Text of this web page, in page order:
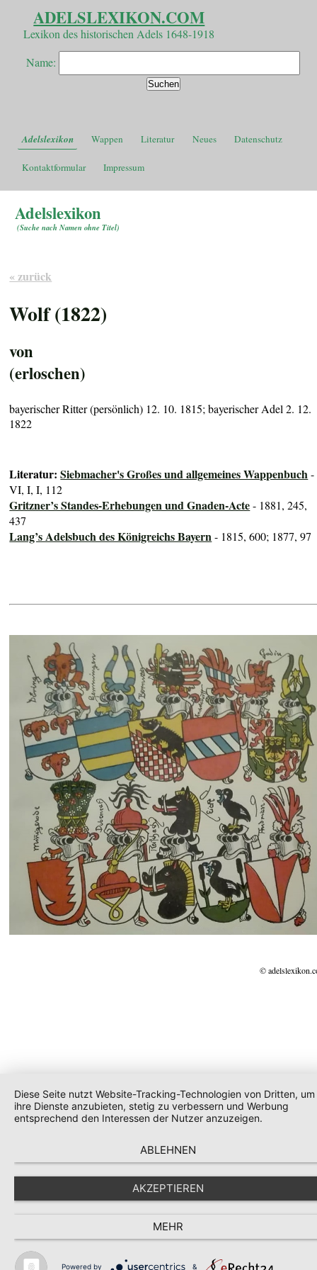
ADELSLEXIKON.COM
Lexikon des historischen Adels 1648-1918
Name:
Adelslexikon Wappen Literatur Neues Datenschutz
Kontaktformular Impressum
Adelslexikon
(Suche nach Namen ohne Titel)
« zurück
Wolf (1822)
von
(erloschen)
bayerischer Ritter (persönlich) 12. 10. 1815; bayerischer Adel 2. 12.
1822
Literatur:Siebmacher's Großes und allgemeines Wappenbuch-
VI, I, I, 112
Gritzner’s Standes-Erhebungen und Gnaden-Acte- 1881, 245,
437
Lang’s Adelsbuch des Königreichs Bayern- 1815, 600; 1877, 97
©
Diese Seite nutzt Website-Tracking-Technologien von Dritten, um
ihre Dienste anzubieten, stetig zu verbessern und Werbung
entsprechend den Interessen der Nutzer anzuzeigen.
ABLEHNEN
AKZEPTIEREN
MEHR
Powered by &